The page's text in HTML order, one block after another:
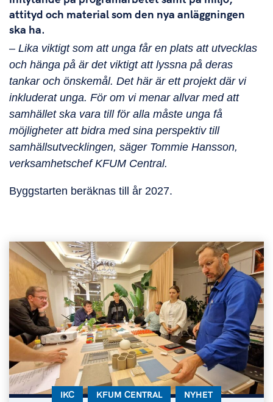
attityd och material som den nya anläggningen
ska ha.
– Lika viktigt som att unga får en plats att utvecklas
och hänga på är det viktigt att lyssna på deras
tankar och önskemål. Det här är ett projekt där vi
inkluderat unga. För om vi menar allvar med att
samhället ska vara till för alla måste unga få
möjligheter att bidra med sina perspektiv till
samhällsutvecklingen, säger Tommie Hansson,
verksamhetschef KFUM Central.
Byggstarten beräknas till år 2027.
KATEGORI:
IKC KATEGORI:
KFUM CENTRAL KATEGORI:
NYHET